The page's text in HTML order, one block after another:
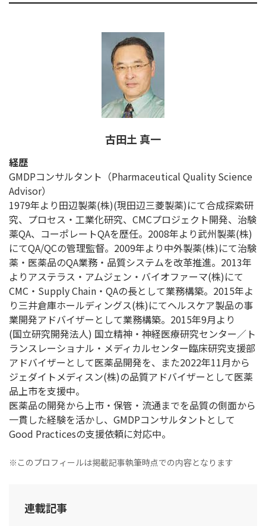
古田土 真一
経歴
GMDPコンサルタント（Pharmaceutical Quality Science
Advisor）
1979年より田辺製薬(株)(現田辺三菱製薬)にて合成探索研
究、プロセス・工業化研究、CMCプロジェクト開発、治験
薬QA、コーポレートQAを歴任。2008年より武州製薬(株)
にてQA/QCの管理監督。2009年より中外製薬(株)にて治験
薬・医薬品のQA業務・品質システムを改革推進。2013年
よりアステラス・アムジェン・バイオファーマ(株)にて
CMC・Supply Chain・QAの長として業務構築。2015年よ
り三井倉庫ホールディングス(株)にてヘルスケア製品の事
業開発アドバイザーとして業務構築。2015年9月より
(国立研究開発法人) 国立精神・神経医療研究センター／ト
ランスレーショナル・メディカルセンター臨床研究支援部
アドバイザーとして医薬品開発を、また2022年11月から
ジェダイトメディスン(株)の品質アドバイザーとして医薬
品上市を支援中。
医薬品の開発から上市・保管・流通までを品質の側面から
一貫した経験を活かし、GMDPコンサルタントとして
Good Practicesの支援依頼に対応中。
※このプロフィールは掲載記事執筆時点での内容となります
連載記事